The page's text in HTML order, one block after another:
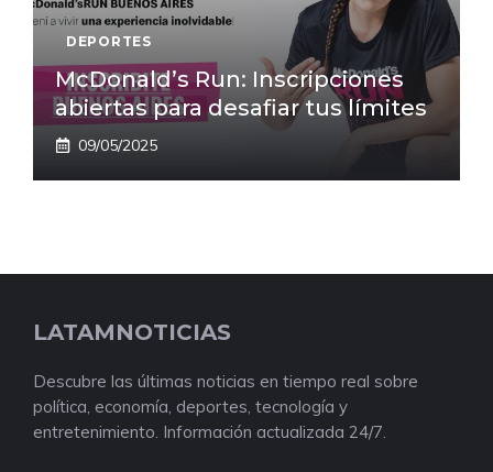
DEPORTES
McDonald’s Run: Inscripciones
abiertas para desafiar tus límites
09/05/2025
LATAMNOTICIAS
Descubre las últimas noticias en tiempo real sobre
política, economía, deportes, tecnología y
entretenimiento. Información actualizada 24/7.